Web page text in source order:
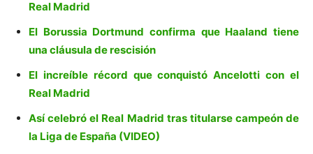
Real Madrid
El Borussia Dortmund confirma que Haaland tiene
una cláusula de rescisión
El increíble récord que conquistó Ancelotti con el
Real Madrid
Así celebró el Real Madrid tras titularse campeón de
la Liga de España (VIDEO)